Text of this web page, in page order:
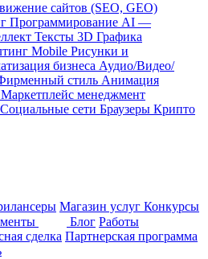
сайтов (SEO, GEO)
Программирование AI —
Тексты 3D Графика
Mobile Рисунки и
бизнеса Аудио/Видео/
стиль Анимация
Маркетплейс менеджмент
Социальные сети Браузеры Крипто
Магазин услуг Конкурсы
Блог Работы
сделка Партнерская программа